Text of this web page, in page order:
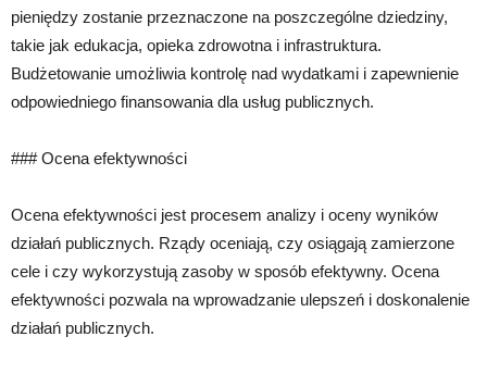
pieniędzy zostanie przeznaczone na poszczególne dziedziny,
takie jak edukacja, opieka zdrowotna i infrastruktura.
Budżetowanie umożliwia kontrolę nad wydatkami i zapewnienie
odpowiedniego finansowania dla usług publicznych.
### Ocena efektywności
Ocena efektywności jest procesem analizy i oceny wyników
działań publicznych. Rządy oceniają, czy osiągają zamierzone
cele i czy wykorzystują zasoby w sposób efektywny. Ocena
efektywności pozwala na wprowadzanie ulepszeń i doskonalenie
działań publicznych.